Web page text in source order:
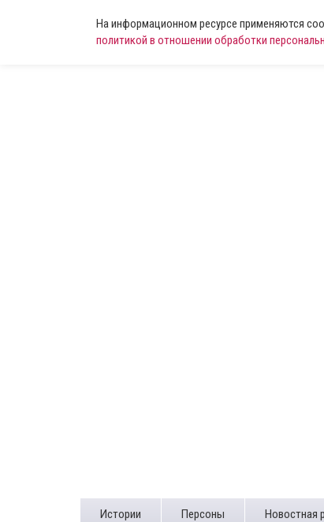
На информационном ресурсе применяются
политикой в отношении обработки
Истории Персоны Новостная